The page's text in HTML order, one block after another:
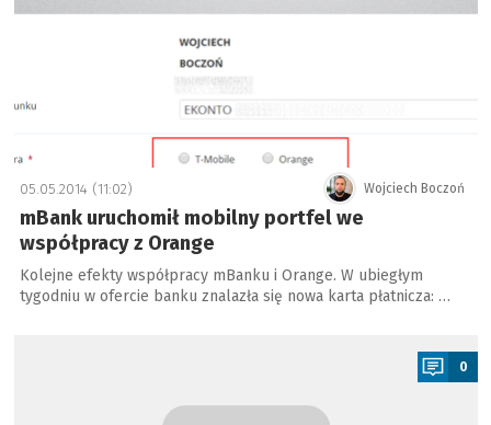
Wojciech Boczoń
05.05.2014 (11:02)
mBank uruchomił mobilny portfel we
współpracy z Orange
Kolejne efekty współpracy mBanku i Orange. W ubiegłym
tygodniu w ofercie banku znalazła się nowa karta płatnicza: …
0